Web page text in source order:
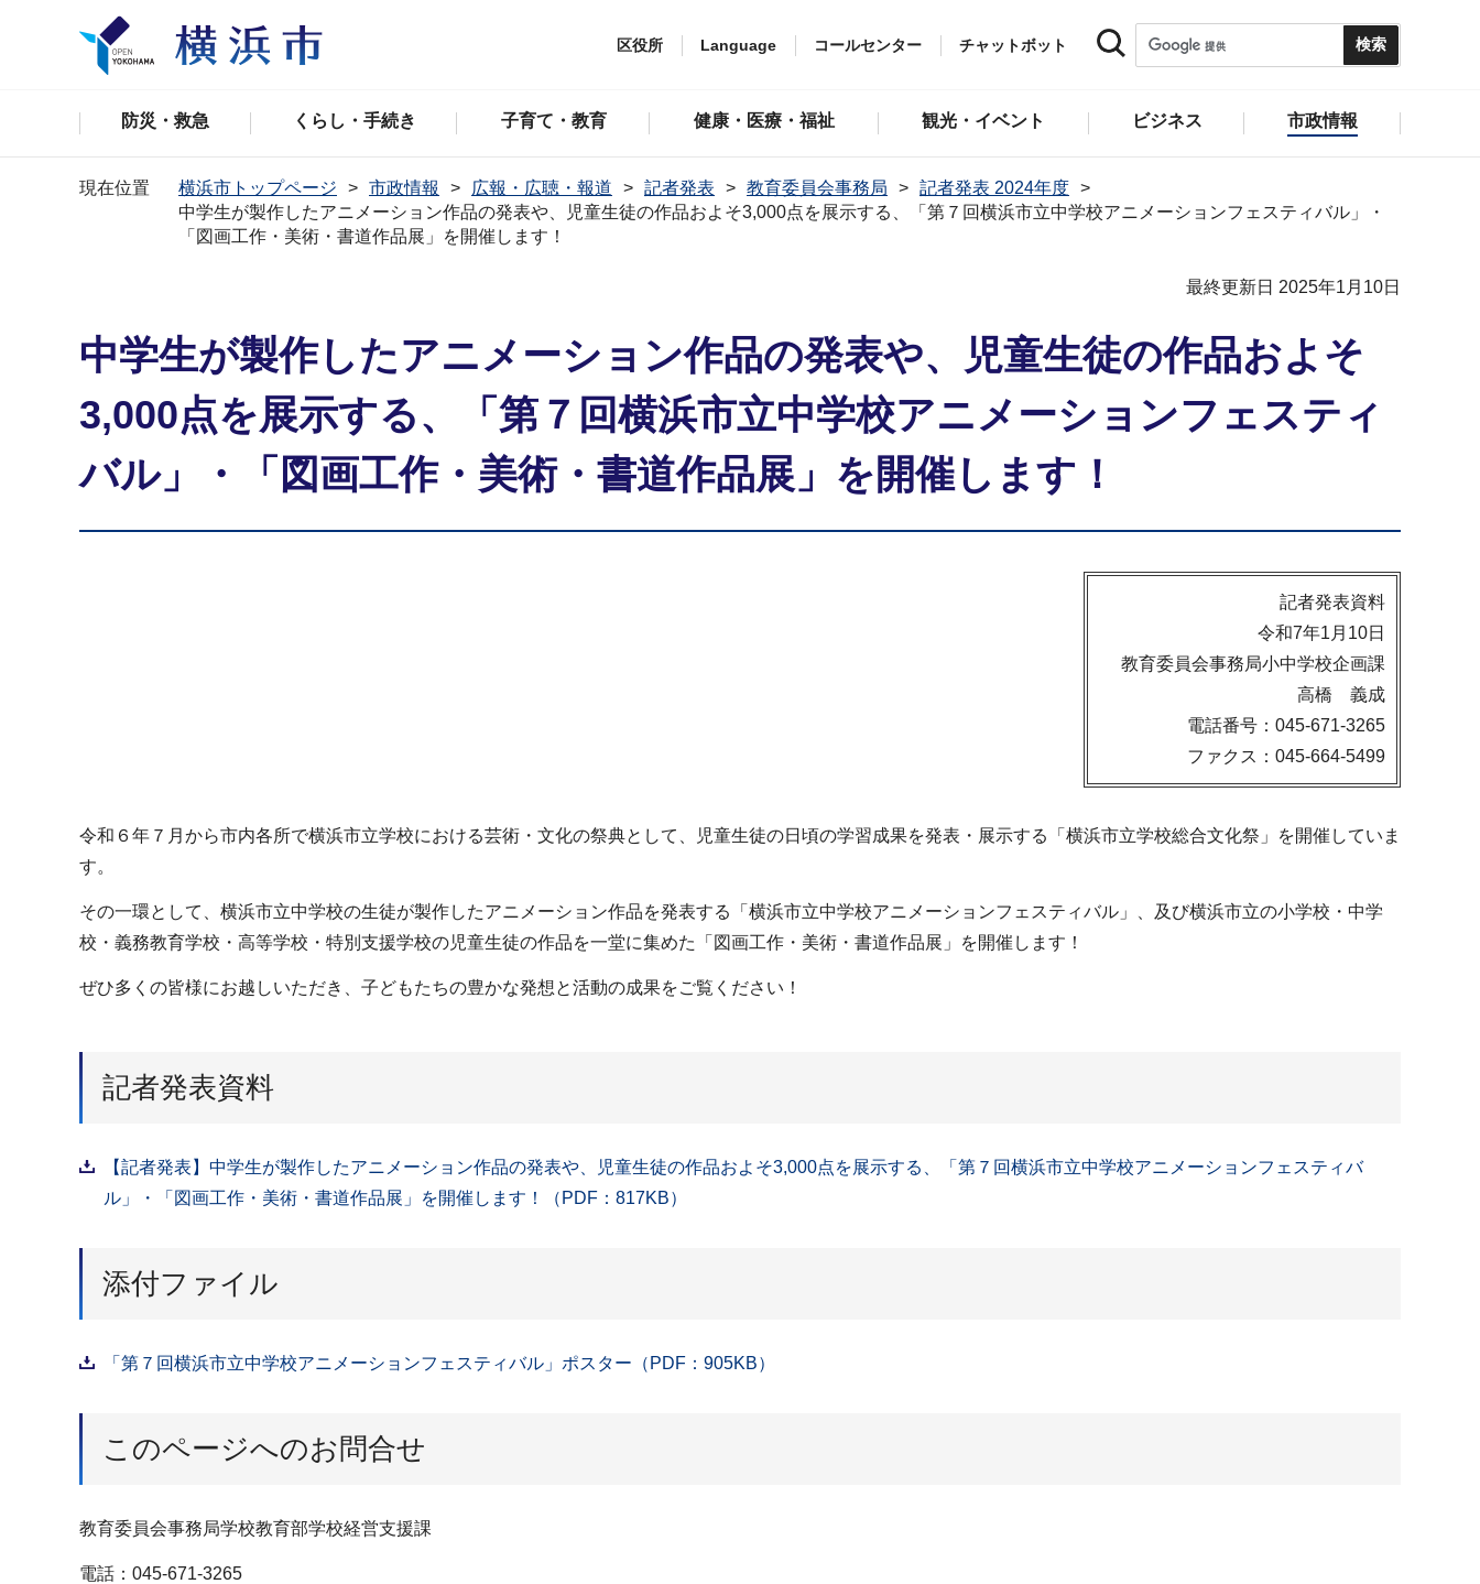
区役所 Language コールセンター チャットボット
防災・救急 くらし・手続き 子育て・教育 健康・医療・福祉 観光・イベント ビジネス 市政情報
現在位置 横浜市トップページ 市政情報 広報・広聴・報道 記者発表 教育委員会事務局
記者発表 2024年度
中学生が製作したアニメーション作品の発表や、児童生徒の作品およそ3,000点を展示する、「第７回横浜市立中学校アニメーションフェスティバル」・
「図画工作・美術・書道作品展」を開催します！
最終更新日 2025年1月10日
中学生が製作したアニメーション作品の発表や、児童生徒の作品およそ
3,000点を展示する、「第７回横浜市立中学校アニメーションフェスティ
バル」・「図画工作・美術・書道作品展」を開催します！
記者発表資料
令和7年1月10日
教育委員会事務局小中学校企画課
高橋 義成
電話番号：045-671-3265
ファクス：045-664-5499
令和６年７月から市内各所で横浜市立学校における芸術・文化の祭典として、児童生徒の日頃の学習成果を発表・展示する「横浜市立学校総合文化祭」を開催していま
す。
その一環として、横浜市立中学校の生徒が製作したアニメーション作品を発表する「横浜市立中学校アニメーションフェスティバル」、及び横浜市立の小学校・中学
校・義務教育学校・高等学校・特別支援学校の児童生徒の作品を一堂に集めた「図画工作・美術・書道作品展」を開催します！
ぜひ多くの皆様にお越しいただき、子どもたちの豊かな発想と活動の成果をご覧ください！
記者発表資料
【記者発表】中学生が製作したアニメーション作品の発表や、児童生徒の作品およそ3,000点を展示する、「第７回横浜市立中学校アニメーションフェスティバ
ル」・「図画工作・美術・書道作品展」を開催します！（PDF：817KB）
添付ファイル
「第７回横浜市立中学校アニメーションフェスティバル」ポスター（PDF：905KB）
このページへのお問合せ
教育委員会事務局学校教育部学校経営支援課
電話：045-671-3265